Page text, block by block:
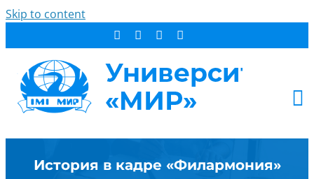
Skip to content
СТУДЕНТУ
История в кадре «Филармония»